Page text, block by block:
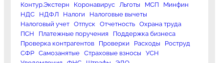
Контур.Экстерн
Коронавирус Льготы МСП
Минфин
НДС
НДФЛ Налоги
Налоговые вычеты
Налоговый учет
Отпуск Отчетность
Охрана труда
ПСН
Платежные поручения
Поддержка бизнеса
Проверка контрагентов
Проверки Расходы
Роструд
СФР
Самозанятые Страховые взносы
УСН